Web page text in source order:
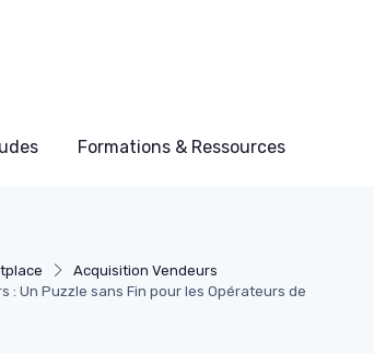
Formations & Ressources
Acquisition Vendeurs
: Un Puzzle sans Fin pour les Opérateurs de